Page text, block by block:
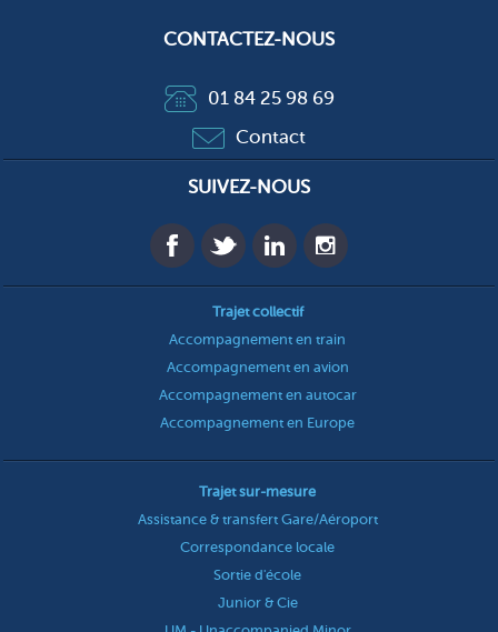
CONTACTEZ-NOUS
01 84 25 98 69
Contact
SUIVEZ-NOUS
Trajet collectif
Accompagnement en train
Accompagnement en avion
Accompagnement en autocar
Accompagnement en Europe
Trajet sur-mesure
Assistance & transfert Gare/Aéroport
Correspondance locale
Sortie d'école
Junior & Cie